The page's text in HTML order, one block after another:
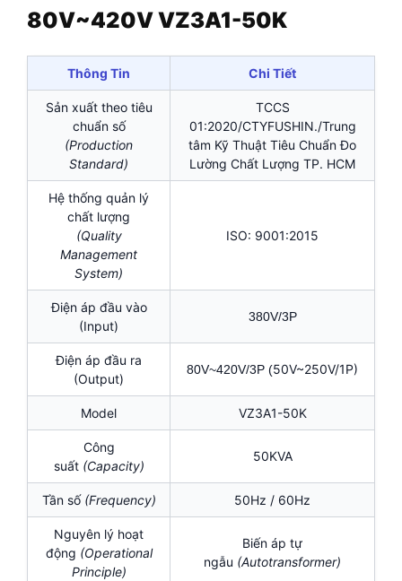
80V~420V VZ3A1-50K
Thông Tin Chi Tiết
Sản xuất theo tiêu
chuẩn số
(Production
Standard)
TCCS
01:2020/CTYFUSHIN./Trung
tâm Kỹ Thuật Tiêu Chuẩn Đo
Lường Chất Lượng TP. HCM
Hệ thống quản lý
chất lượng
(Quality
Management
System)
ISO: 9001:2015
Điện áp đầu vào
(Input)
380V/3P
Điện áp đầu ra
(Output)
80V~420V/3P (50V~250V/1P)
Model VZ3A1-50K
Công
suất (Capacity)
50KVA
Tần số (Frequency) 50Hz / 60Hz
Nguyên lý hoạt
động (Operational
Principle)
Biến áp tự
ngẫu (Autotransformer)